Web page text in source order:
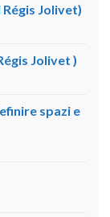
Jolivet)
Jolivet )
spazi e